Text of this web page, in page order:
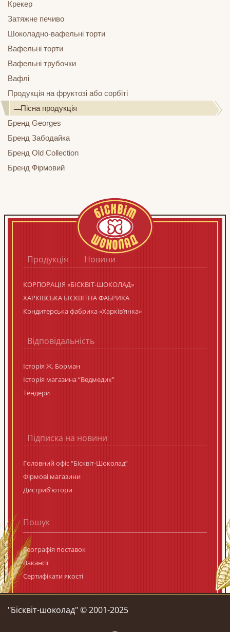
Крекер
Затяжне печиво
Шоколадно-вафельні торти
Вафельні торти
Вафельні трубочки
Вафлі
Продукція на фруктозі або сорбіті
Пісна продукція
Бренд Georges
Бренд Забодайка
Бренд Old Collection
Бренд Фірмовий
Продукція Новини
КОРПОРАЦIЯ «БIСКВIТ-ШОКОЛАД»
ХАРКІВСЬКА БІСКВІТНА ФАБРИКА
Кондитерська фабрика «Харків’янка»
Відповідальність
Історія Ж. Борман
Історія магазина “Ведмедик”
Тендери
Підписка на новини
Головний офіс “Бісквіт-Шоколад”
Фірмові магазини
Дистриб’ютори
Географія поставок
Вакансії
Сертифікати якості
"Бiсквiт-шоколад" © 2001-2025